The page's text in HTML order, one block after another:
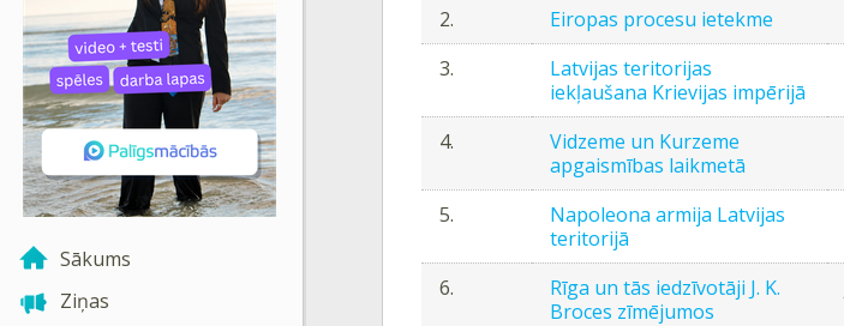
Sākums
Ziņas
2.
Eiropas procesu ietekme
3.
Latvijas teritorijas
iekļaušana Krievijas impērijā
4.
Vidzeme un Kurzeme
apgaismības laikmetā
5.
Napoleona armija Latvijas
teritorijā
6.
Rīga un tās iedzīvotāji J. K.
Broces zīmējumos